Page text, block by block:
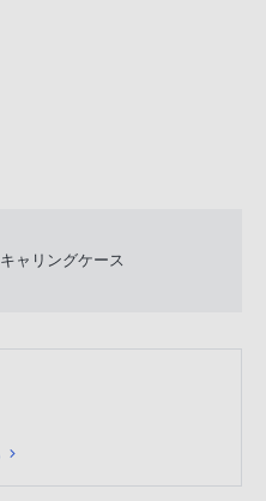
ャリングケース
ち
レビュー